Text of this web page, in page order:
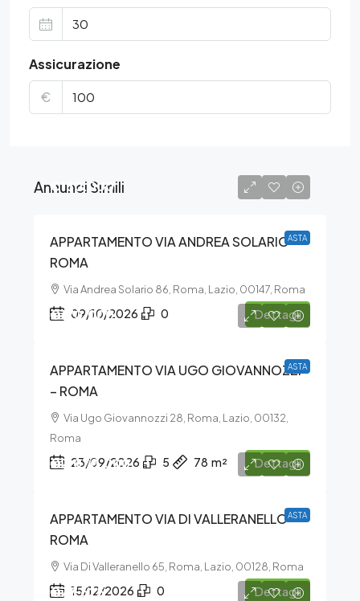
Assicurazione
€
Annunci Simili
ASTA
€180.000
APPARTAMENTO VIA ANDREA SOLARIO –
ROMA
Via Andrea Solario 86, Roma, Lazio, 00147, Roma
09/10/2026 0 Dettagli
ASTA
€170.000
APPARTAMENTO VIA UGO GIOVANNOZZI
– ROMA
Via Ugo Giovannozzi 28, Roma, Lazio, 00132,
Roma
23/09/2026 5 78 m² Dettagli
ASTA
€2.070.000
APPARTAMENTO VIA DI VALLERANELLO –
ROMA
Via Di Valleranello 65, Roma, Lazio, 00128, Roma
15/12/2026 0 Dettagli
€77.625